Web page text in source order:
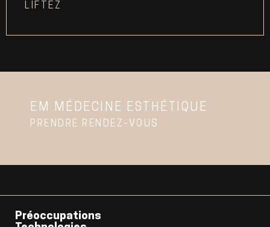
LIFTEZ
EM MÉDECINE ESTHÉTIQUE
PRENDRE RENDEZ-VOUS
Préoccupations